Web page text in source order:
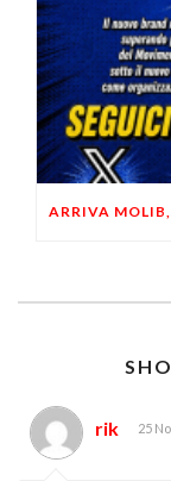
rik 25